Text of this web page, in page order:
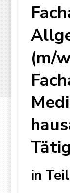
(m/
in